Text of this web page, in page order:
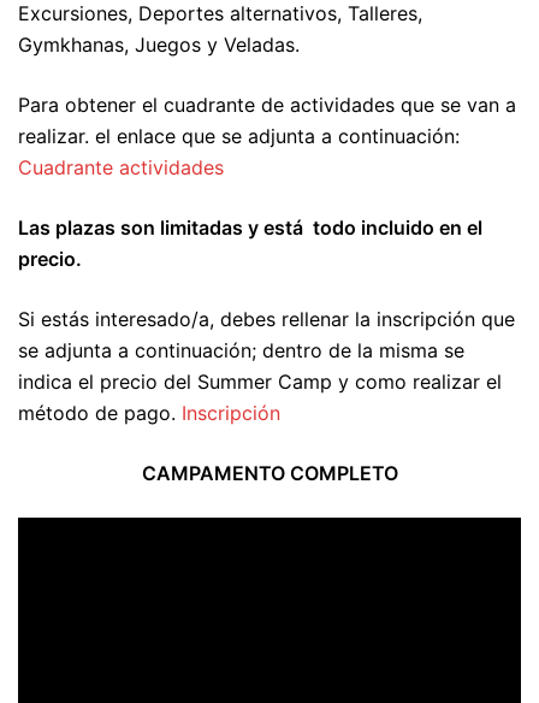
Excursiones, Deportes alternativos, Talleres,
Gymkhanas, Juegos y Veladas.
Para obtener el cuadrante de actividades que se van a
realizar. el enlace que se adjunta a continuación:
Cuadrante actividades
Las plazas son limitadas y está todo incluido en el
precio.
Si estás interesado/a, debes rellenar la inscripción que
se adjunta a continuación; dentro de la misma se
indica el precio del Summer Camp y como realizar el
método de pago. Inscripción
CAMPAMENTO COMPLETO